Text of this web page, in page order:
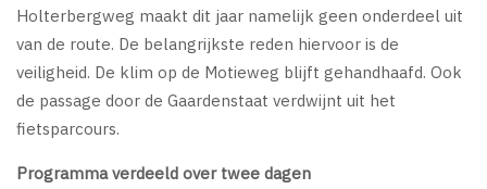
Holterbergweg maakt dit jaar namelijk geen onderdeel uit
van de route. De belangrijkste reden hiervoor is de
veiligheid. De klim op de Motieweg blijft gehandhaafd. Ook
de passage door de Gaardenstaat verdwijnt uit het
fietsparcours.
Programma verdeeld over twee dagen